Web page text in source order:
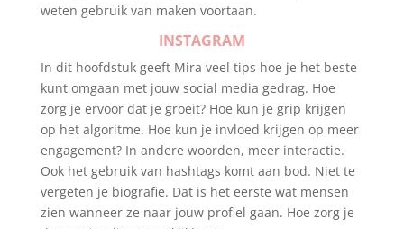
weten gebruik van maken voortaan.
INSTAGRAM
In dit hoofdstuk geeft Mira veel tips hoe je het beste
kunt omgaan met jouw social media gedrag. Hoe
zorg je ervoor dat je groeit? Hoe kun je grip krijgen
op het algoritme. Hoe kun je invloed krijgen op meer
engagement? In andere woorden, meer interactie.
Ook het gebruik van hashtags komt aan bod. Niet te
vergeten je biografie. Dat is het eerste wat mensen
zien wanneer ze naar jouw profiel gaan. Hoe zorg je